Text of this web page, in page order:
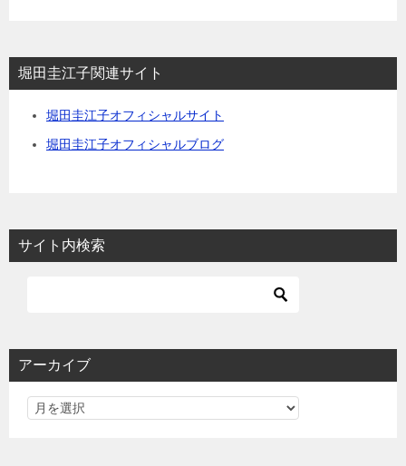
堀田圭江子関連サイト
堀田圭江子オフィシャルサイト
堀田圭江子オフィシャルブログ
サイト内検索
アーカイブ